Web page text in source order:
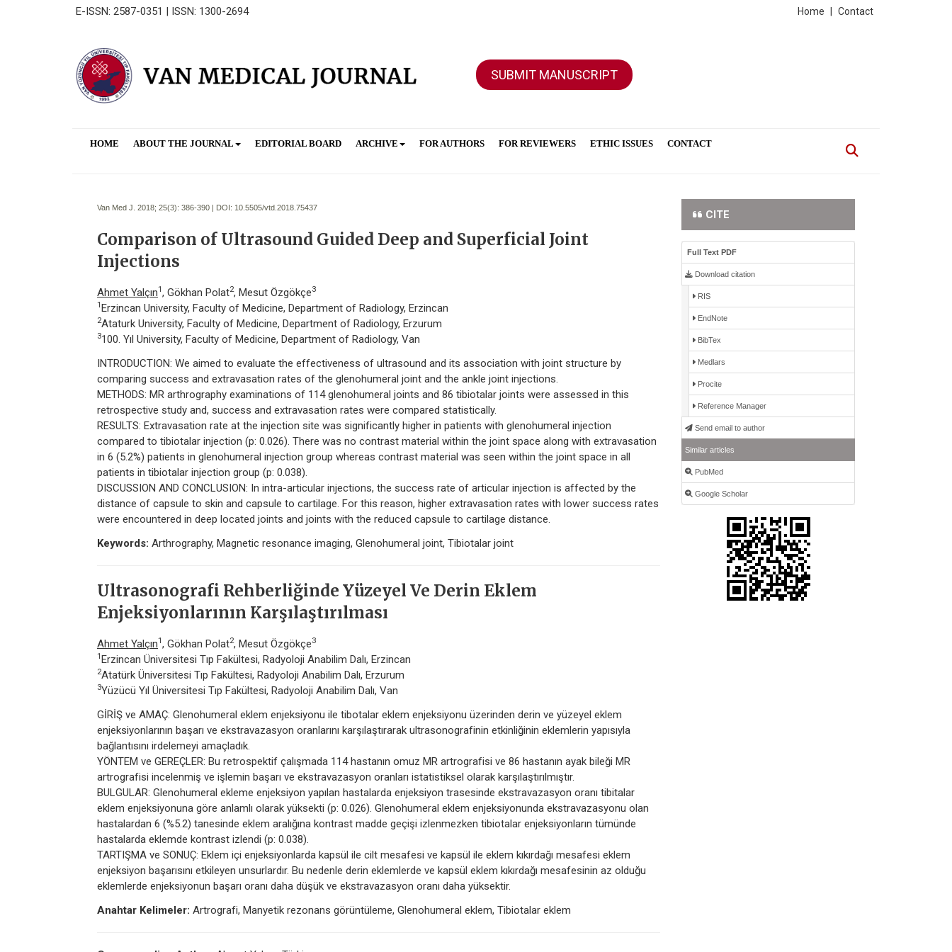
E-ISSN: 2587-0351 | ISSN: 1300-2694 Contact
Home
SUBMIT MANUSCRIPT
HOME ABOUT THE JOURNAL EDITORIAL BOARD ARCHIVE FOR AUTHORS FOR REVIEWERS ETHIC ISSUES CONTACT
Van Med J. 2018; 25(3): 386-390 | DOI: 10.5505/vtd.2018.75437
Comparison of Ultrasound Guided Deep and Superficial Joint
Injections
Ahmet Yalçın1 , Gökhan Polat2, Mesut Özgökçe3
1 Erzincan University, Faculty of Medicine, Department of Radiology, Erzincan
2Ataturk University, Faculty of Medicine, Department of Radiology, Erzurum
3100. Yıl University, Faculty of Medicine, Department of Radiology, Van
INTRODUCTION: We aimed to evaluate the effectiveness of ultrasound and its association with joint structure by
comparing success and extravasation rates of the glenohumeral joint and the ankle joint injections.
METHODS: MR arthrography examinations of 114 glenohumeral joints and 86 tibiotalar joints were assessed in this
retrospective study and, success and extravasation rates were compared statistically.
RESULTS: Extravasation rate at the injection site was significantly higher in patients with glenohumeral injection
compared to tibiotalar injection (p: 0.026). There was no contrast material within the joint space along with extravasation
in 6 (5.2%) patients in glenohumeral injection group whereas contrast material was seen within the joint space in all
patients in tibiotalar injection group (p: 0.038).
DISCUSSION AND CONCLUSION: In intra-articular injections, the success rate of articular injection is affected by the
distance of capsule to skin and capsule to cartilage. For this reason, higher extravasation rates with lower success rates
were encountered in deep located joints and joints with the reduced capsule to cartilage distance.
Keywords: Arthrography, Magnetic resonance imaging, Glenohumeral joint, Tibiotalar joint
Ultrasonografi Rehberliğinde Yüzeyel Ve Derin Eklem
Enjeksiyonlarının Karşılaştırılması
Ahmet Yalçın1 , Gökhan Polat2, Mesut Özgökçe3
1 Erzincan Üniversitesi Tıp Fakültesi, Radyoloji Anabilim Dalı, Erzincan
2Atatürk Üniversitesi Tıp Fakültesi, Radyoloji Anabilim Dalı, Erzurum
3Yüzücü Yıl Üniversitesi Tıp Fakültesi, Radyoloji Anabilim Dalı, Van
GİRİŞ ve AMAÇ: Glenohumeral eklem enjeksiyonu ile tibotalar eklem enjeksiyonu üzerinden derin ve yüzeyel eklem
enjeksiyonlarının başarı ve ekstravazasyon oranlarını karşılaştırarak ultrasonografinin etkinliğinin eklemlerin yapısıyla
bağlantısını irdelemeyi amaçladık.
YÖNTEM ve GEREÇLER: Bu retrospektif çalışmada 114 hastanın omuz MR artrografisi ve 86 hastanın ayak bileği MR
artrografisi incelenmiş ve işlemin başarı ve ekstravazasyon oranları istatistiksel olarak karşılaştırılmıştır.
BULGULAR: Glenohumeral ekleme enjeksiyon yapılan hastalarda enjeksiyon trasesinde ekstravazasyon oranı tibitalar
eklem enjeksiyonuna göre anlamlı olarak yüksekti (p: 0.026). Glenohumeral eklem enjeksiyonunda ekstravazasyonu olan
hastalardan 6 (%5.2) tanesinde eklem aralığına kontrast madde geçişi izlenmezken tibiotalar enjeksiyonların tümünde
hastalarda eklemde kontrast izlendi (p: 0.038).
TARTIŞMA ve SONUÇ: Eklem içi enjeksiyonlarda kapsül ile cilt mesafesi ve kapsül ile eklem kıkırdağı mesafesi eklem
enjeksiyon başarısını etkileyen unsurlardır. Bu nedenle derin eklemlerde ve kapsül eklem kıkırdağı mesafesinin az olduğu
eklemlerde enjeksiyonun başarı oranı daha düşük ve ekstravazasyon oranı daha yüksektir.
Anahtar Kelimeler: Artrografi, Manyetik rezonans görüntüleme, Glenohumeral eklem, Tibiotalar eklem
CITE
Full Text PDF
Download citation
RIS
EndNote
BibTex
Medlars
Procite
Reference Manager
Send email to author
Similar articles
PubMed
Google Scholar